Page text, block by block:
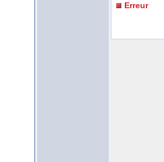
Erreur